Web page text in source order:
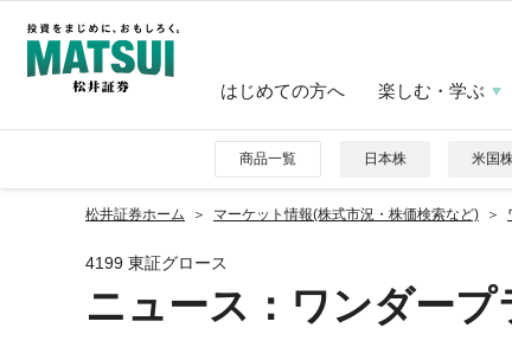
はじめての方へ 楽しむ・学ぶ
商品一覧 日本株 米国
松井証券ホーム マーケット情報(株式市況・株価検索など)
4199 東証グロース
ニュース ：ワンダープ